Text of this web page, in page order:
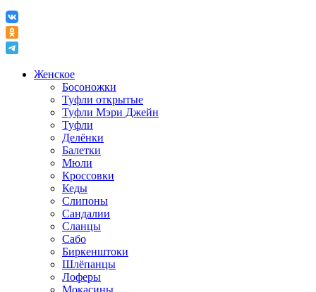
Женское
Босоножки
Туфли открытые
Туфли Мэри Джейн
Туфли
Делёнки
Балетки
Мюли
Кроссовки
Кеды
Слипоны
Сандалии
Сланцы
Сабо
Биркенштоки
Шлёпанцы
Лоферы